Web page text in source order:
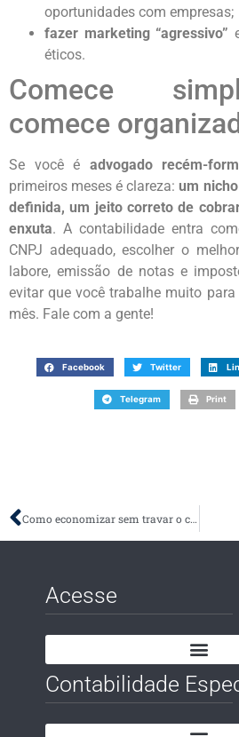
oportunidades com empresas;
fazer marketing “agressivo”
éticos.
Comece
comece
Se você é advogado recém-
primeiros meses é clareza:um
definida, um jeito correto de
enxuta. A contabilidade entra
CNPJ adequado, escolher o
labore, emissão de notas e
evitar que você trabalhe muito
mês. Fale com a gente!
Facebook Twitter
Telegram Print
Como economizar sem travar o crescimento: controle de custos na prática para empreendedores
Acesse
Contabilidade